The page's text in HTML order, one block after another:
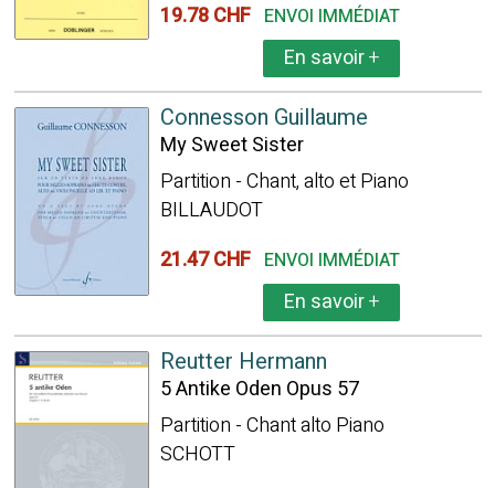
19.78 CHF ENVOI IMMÉDIAT
En savoir+
Connesson Guillaume
My Sweet Sister
Partition - Chant, alto et Piano
BILLAUDOT
21.47 CHF ENVOI IMMÉDIAT
En savoir+
Reutter Hermann
5 Antike Oden Opus 57
Partition - Chant alto Piano
SCHOTT